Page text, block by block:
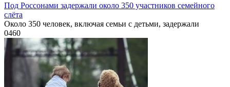
Под Россонами задержали около 350 участников семейного
слёта
Около 350 человек, включая семьи с детьми, задержали
0460